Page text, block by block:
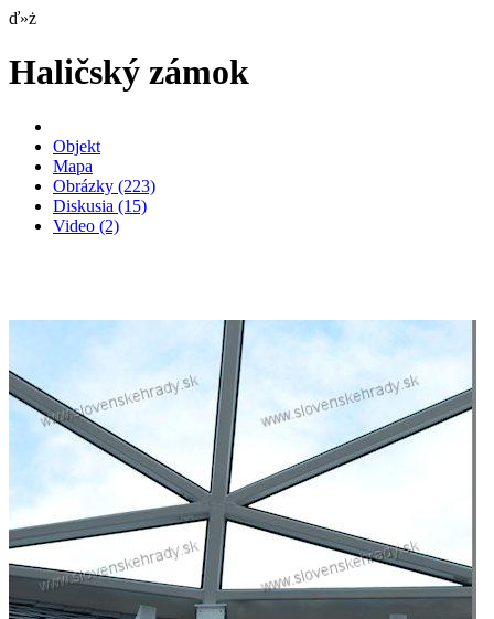
ď»ż
Haličský zámok
Objekt
Mapa
Obrázky (223)
Diskusia (15)
Video (2)